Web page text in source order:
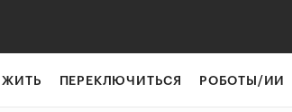
ЖИТЬ ПЕРЕКЛЮЧИТЬСЯ РОБОТЫ/ИИ